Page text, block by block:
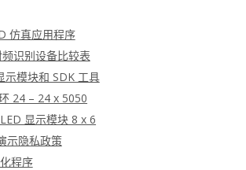
仿真应用程序
识别设备比较表
示模块和 SDK 工具
24 – 24 x 5050
显示模块 8 x 6
示隐私政策
程序